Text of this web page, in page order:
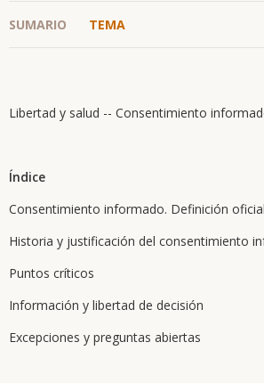
SUMARIO TEMA
Libertad y salud -- Consentimiento
Índice
Consentimiento informado. Definición oficial
Historia y justificación del consentimiento
Puntos críticos
Información y libertad de decisión
Excepciones y preguntas abiertas